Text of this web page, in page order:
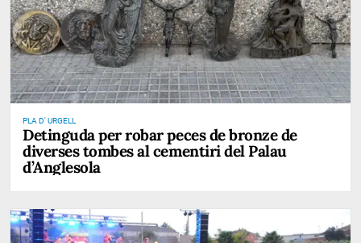
PLA D' URGELL
Detinguda per robar peces de bronze de
diverses tombes al cementiri del Palau
d’Anglesola